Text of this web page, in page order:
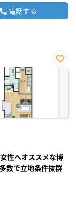
電話する
お気
性へオススメな博
数で立地条件抜群